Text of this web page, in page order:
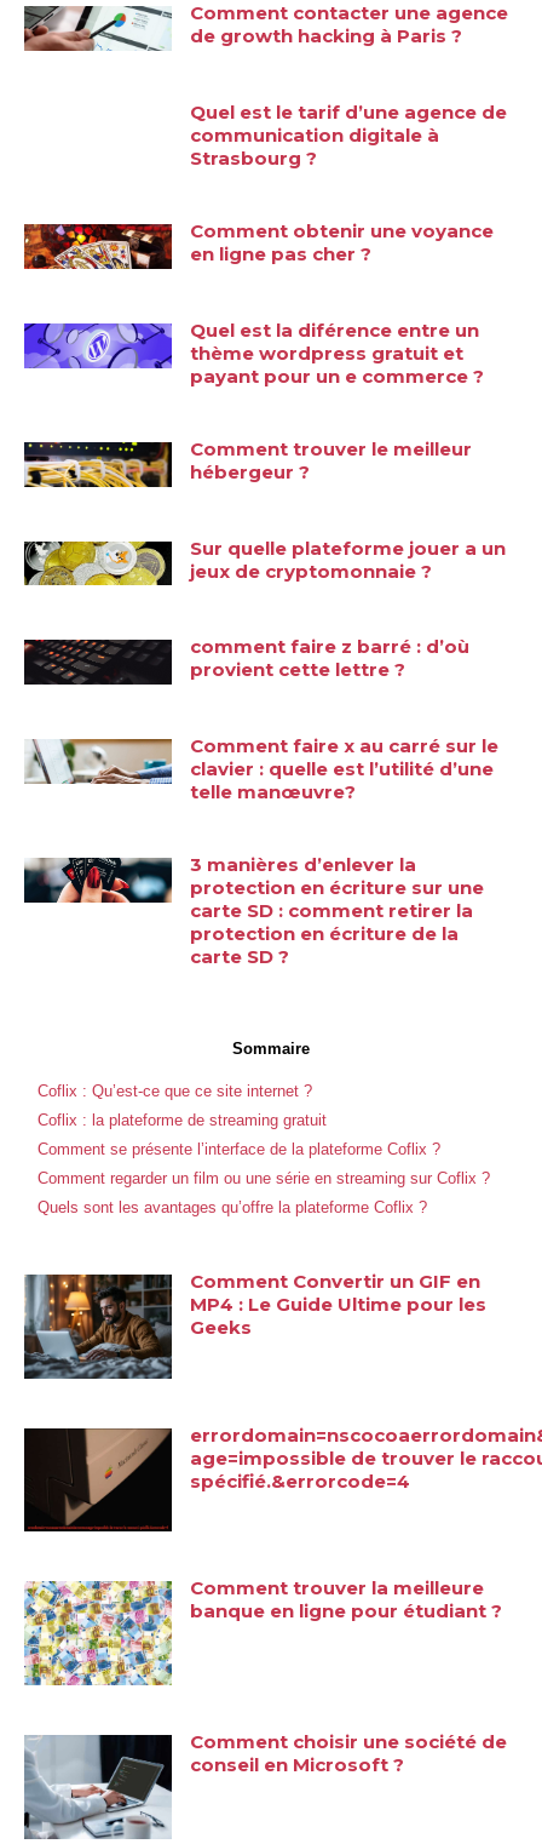
Comment contacter une agence
de growth hacking à Paris ?
Quel est le tarif d’une agence de
communication digitale à
Strasbourg ?
Comment obtenir une voyance
en ligne pas cher ?
Quel est la diférence entre un
thème wordpress gratuit et
payant pour un e commerce ?
Comment trouver le meilleur
hébergeur ?
Sur quelle plateforme jouer a un
jeux de cryptomonnaie ?
comment faire z barré : d’où
provient cette lettre ?
Comment faire x au carré sur le
clavier : quelle est l’utilité d’une
telle manœuvre?
3 manières d’enlever la
protection en écriture sur une
carte SD : comment retirer la
protection en écriture de la
carte SD ?
Sommaire
Coflix : Qu’est-ce que ce site internet ?
Coflix : la plateforme de streaming gratuit
Comment se présente l’interface de la plateforme Coflix ?
Comment regarder un film ou une série en streaming sur Coflix ?
Quels sont les avantages qu’offre la plateforme Coflix ?
Comment Convertir un GIF en
MP4 : Le Guide Ultime pour les
Geeks
age=impossible de trouver le
spécifié.&errorcode=4
Comment trouver la meilleure
banque en ligne pour étudiant ?
Comment choisir une société de
conseil en Microsoft ?